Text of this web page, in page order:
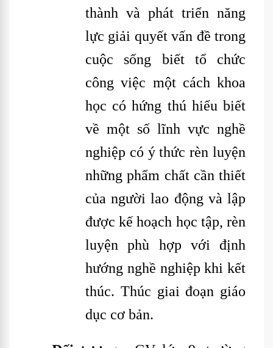
thành và phát triển năng
lực giải quyết vấn đề trong
cuộc sống biết tổ chức
công việc một cách khoa
học có hứng thú hiểu biết
về một số lĩnh vực nghề
nghiệp có ý thức rèn luyện
những phẩm chất cần thiết
của người lao động và lập
được kế hoạch học tập, rèn
luyện phù hợp với định
hướng nghề nghiệp khi kết
thúc. Thúc giai đoạn giáo
dục cơ bản.